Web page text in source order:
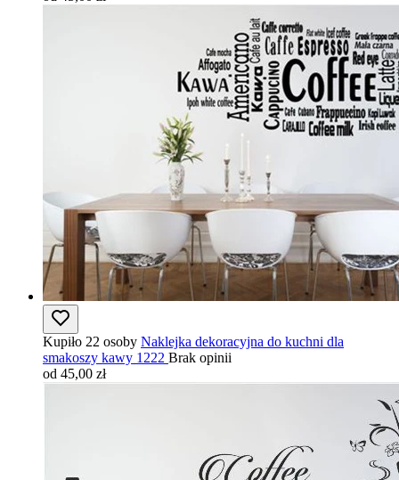
Kupiło 22 osoby Naklejka dekoracyjna do kuchni dla
smakoszy kawy 1222 Brak opinii
od 45,00 zł